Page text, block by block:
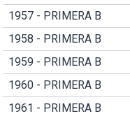
1957 - PRIMERA B
1958 - PRIMERA B
1959 - PRIMERA B
1960 - PRIMERA B
1961 - PRIMERA B